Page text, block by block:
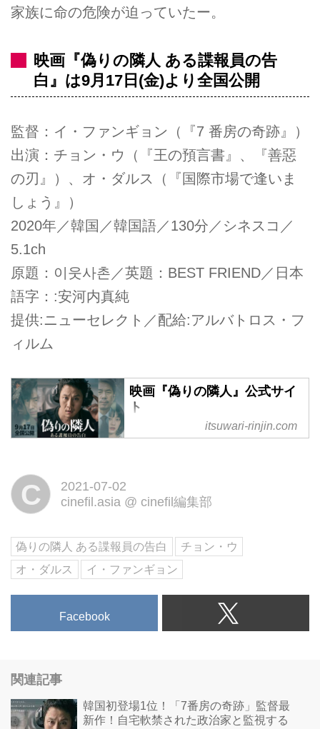
家族に命の危険が迫っていたー。
映画『偽りの隣人 ある諜報員の告
白』は9月17日(金)より全国公開
監督：イ・ファンギョン（『7 番房の奇跡』）
出演：チョン・ウ（『王の預言書』、『善惡
の刃』）、オ・ダルス（『国際市場で逢いま
しょう』）
2020年／韓国／韓国語／130分／シネスコ／
5.1ch
原題：이웃사촌／英題：BEST FRIEND／日本
語字：:安河内真純
提供:ニューセレクト／配給:アルバトロス・フ
ィルム
映画『偽りの隣人』公式サイ
ト
韓国初登場1位！『7番房の奇跡』
国家を揺るがせた男たちの”正
ペンス 9月17日（金）よりシネ
マート新宿ほか全国公開！
itsuwari-rinjin.com
C
2021-07-02
cinefil.asia @ cinefil編集部
偽りの隣人 ある諜報員の告白
チョン・ウ
オ・ダルス
イ・ファンギョン
Facebook
関連記事
韓国初登場1位！「7番房の奇跡」監督最
新作！自宅軟禁された政治家と監視する